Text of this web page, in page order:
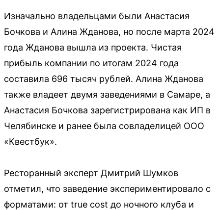
Изначально владельцами были Анастасия
Бочкова и Алина Жданова, но после марта 2024
года Жданова вышла из проекта. Чистая
прибыль компании по итогам 2024 года
составила 696 тысяч рублей. Алина Жданова
также владеет двумя заведениями в Самаре, а
Анастасия Бочкова зарегистрирована как ИП в
Челябинске и ранее была совладелицей ООО
«Квестбук».
Ресторанный эксперт Дмитрий Шумков
отметил, что заведение экспериментировало с
форматами: от true cost до ночного клуба и